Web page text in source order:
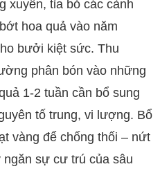
xuyên, tỉa bỏ các cành
hoa quả vào năm
bưởi kiệt sức. Thu
phân bón vào những
1-2 tuần cần bổ sung
tố trung, vi lượng. Bổ
vàng để chống thối – nứt
ngăn sự cư trú của sâu